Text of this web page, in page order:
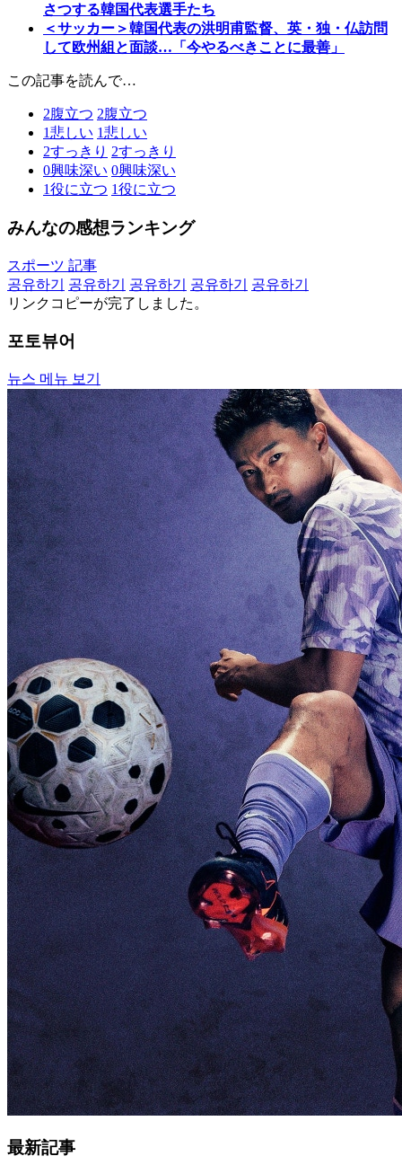
さつする韓国代表選手たち
＜サッカー＞韓国代表の洪明甫監督、英・独・仏訪問
して欧州組と面談…「今やるべきことに最善」
この記事を読んで…
2腹立つ 2腹立つ
1悲しい 1悲しい
2すっきり 2すっきり
0興味深い 0興味深い
1役に立つ 1役に立つ
みんなの感想ランキング
スポーツ 記事
공유하기
공유하기 공유하기 공유하기
공유하기
リンクコピーが完了しました。
포토뷰어
뉴스 메뉴 보기
最新記事